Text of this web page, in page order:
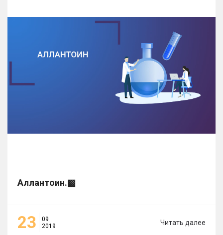
Аллантоин.▩
23
09
2019
Читать далее